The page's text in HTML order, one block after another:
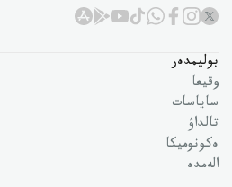
بوليمدەر
وقيعا
ساياسات
تالداۋ
ەكونوميكا
الەمدە